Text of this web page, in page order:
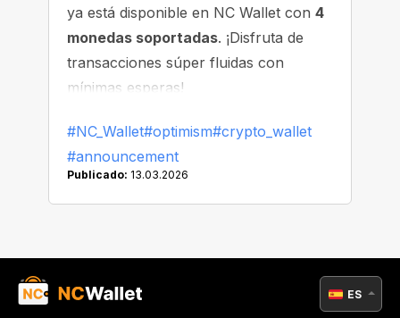
ya está disponible en NC Wallet con 4
monedas soportadas. ¡Disfruta de
transacciones súper fluidas con
mínimas esperas!
#NC_Wallet#optimism#crypto_wallet
#announcement
Publicado: 13.03.2026
ES